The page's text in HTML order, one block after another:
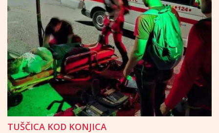
TUŠČICA KOD KONJICA